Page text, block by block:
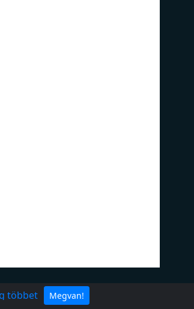
DMCA
többet Megvan!